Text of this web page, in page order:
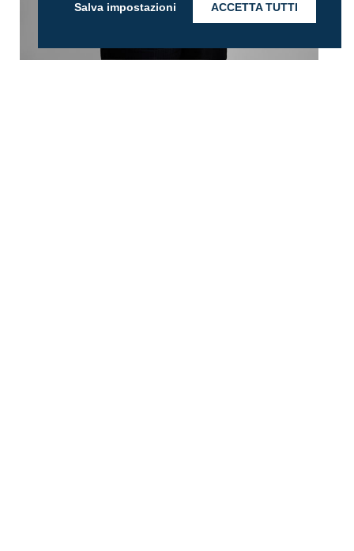
Salva impostazioni ACCETTA TUTTI